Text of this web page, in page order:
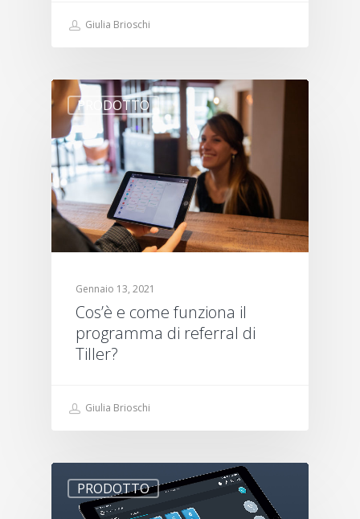
Giulia Brioschi
PRODOTTO
Gennaio 13, 2021
Cos’è e come funziona il
programma di referral di
Tiller?
Giulia Brioschi
PRODOTTO